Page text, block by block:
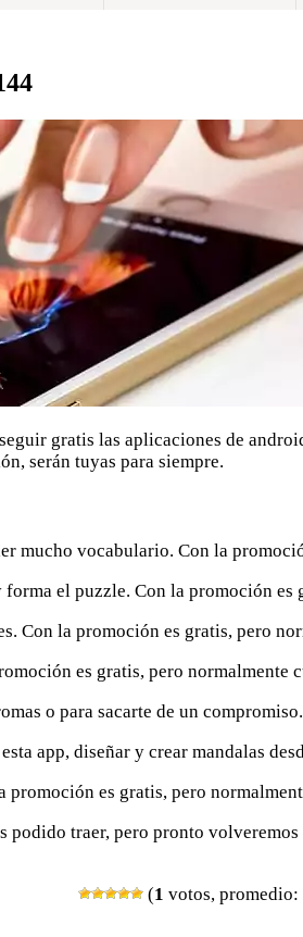
gratis las aplicaciones de
serán tuyas para siempre.
mucho vocabulario. Con la
el puzzle. Con la promoción es
Con la promoción es gratis, pero
es gratis, pero normalmente
o para sacarte de un
app, diseñar y crear mandalas
es gratis, pero
podido traer, pero pronto
(1 votos, promedio: